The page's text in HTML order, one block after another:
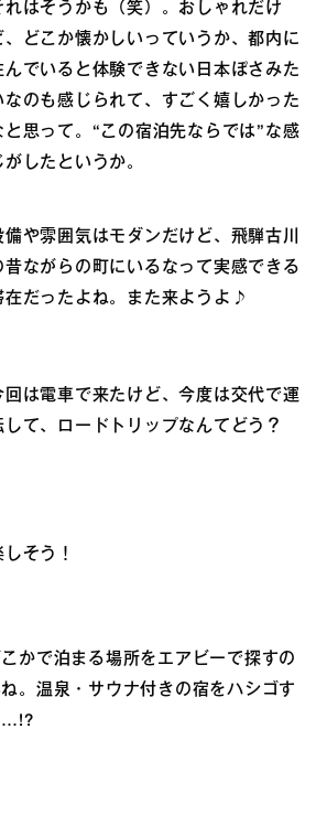
れはそうかも（笑）。おしゃれだけ
、どこか懐かしいっていうか、都内に
んでいると体験できない日本ぽさみた
なのも感じられて、すごく嬉しかった
と思って。“この宿泊先ならでは”な感
がしたというか。
備や雰囲気はモダンだけど、飛騨古川
昔ながらの町にいるなって実感できる
在だったよね。また来ようよ♪
回は電車で来たけど、今度は交代で運
して、ロードトリップなんてどう？
しそう！
かで泊まる場所をエアビーで探すの
。温泉・サウナ付きの宿をハシゴす
…!?